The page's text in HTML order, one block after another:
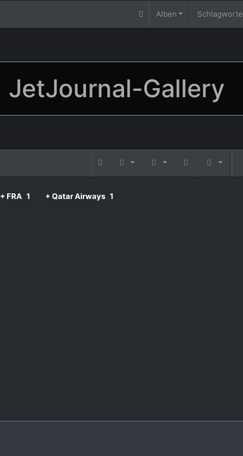
Alben Schlagworte
JetJournal-Gallery
+ FRA 1 + Qatar Airways 1